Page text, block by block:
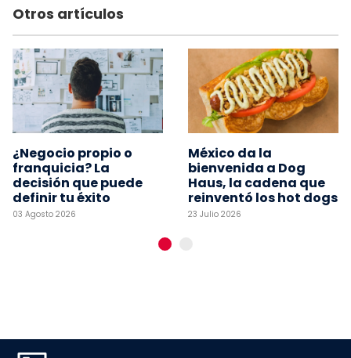
Otros artículos
¿Negocio propio o
franquicia? La
decisión que puede
definir tu éxito
03 Agosto 2026
México da la
bienvenida a Dog
Haus, la cadena que
reinventó los hot dogs
23 Julio 2026